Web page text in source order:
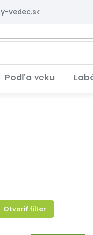
vedec.sk
Podľa veku
Otvoriť filter